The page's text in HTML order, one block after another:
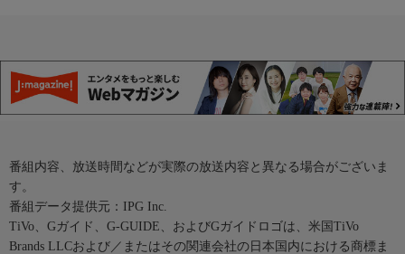
番組内容、放送時間などが実際の放送内容と異なる場合がございま
す。
番組データ提供元：IPG Inc.
TiVo、Gガイド、G-GUIDE、およびGガイドロゴは、米国TiVo
Brands LLCおよび／またはその関連会社の日本国内における商標ま